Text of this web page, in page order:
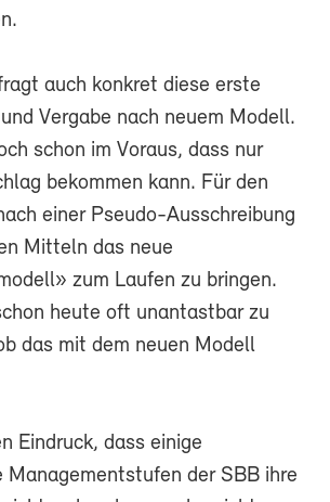
auch konkret diese erste
Vergabe nach neuem Modell.
schon im Voraus, dass nur
bekommen kann. Für den
einer Pseudo-Ausschreibung
Mitteln das neue
zum Laufen zu bringen.
heute oft unantastbar zu
das mit dem neuen Modell
Eindruck, dass einige
Managementstufen der SBB ihre